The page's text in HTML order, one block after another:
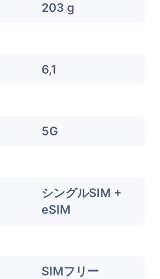
203 g
6,1
5G
シングルSIM +
eSIM
SIMフリー